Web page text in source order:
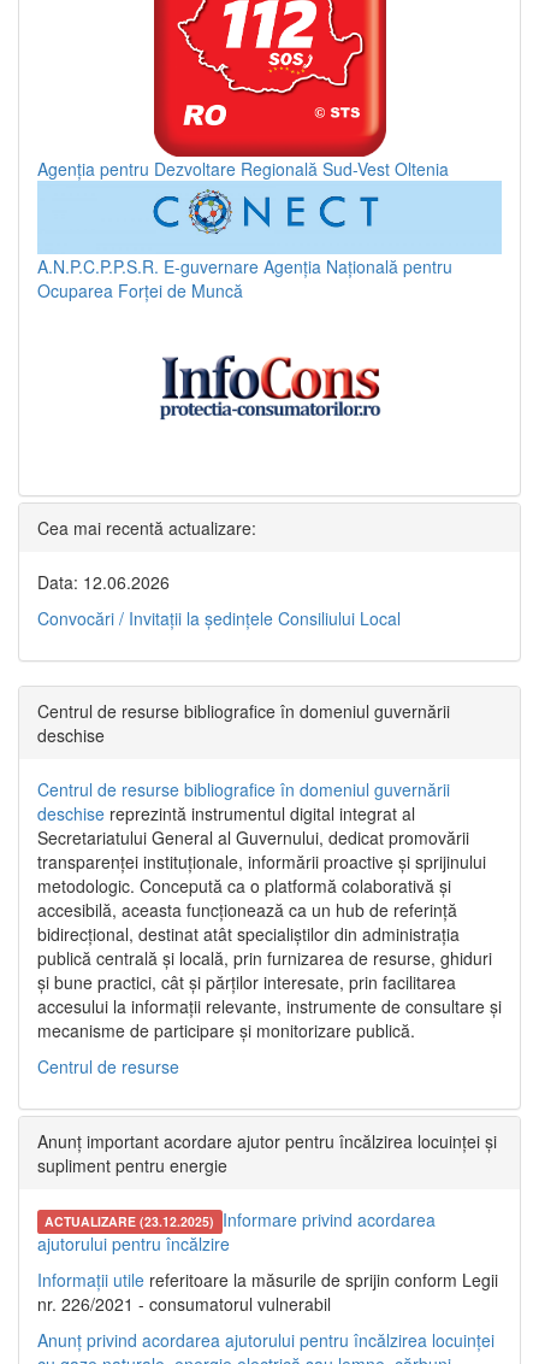
Agenția pentru Dezvoltare Regională Sud-Vest Oltenia
A.N.P.C.P.P.S.R. E-guvernare Agenția Națională pentru
Ocuparea Forței de Muncă
Cea mai recentă actualizare:
Data: 12.06.2026
Convocări / Invitaţii la şedinţele Consiliului Local
Centrul de resurse bibliografice în domeniul guvernării
deschise
Centrul de resurse bibliografice în domeniul guvernării
deschise reprezintă instrumentul digital integrat al
Secretariatului General al Guvernului, dedicat promovării
transparenței instituționale, informării proactive și sprijinului
metodologic. Concepută ca o platformă colaborativă și
accesibilă, aceasta funcționează ca un hub de referință
bidirecțional, destinat atât specialiștilor din administrația
publică centrală și locală, prin furnizarea de resurse, ghiduri
și bune practici, cât și părților interesate, prin facilitarea
accesului la informații relevante, instrumente de consultare și
mecanisme de participare și monitorizare publică.
Centrul de resurse
Anunț important acordare ajutor pentru încălzirea locuinței și
supliment pentru energie
ACTUALIZARE (23.12.2025) Informare privind acordarea
ajutorului pentru încălzire
Informații utile referitoare la măsurile de sprijin conform Legii
nr. 226/2021 - consumatorul vulnerabil
Anunț privind acordarea ajutorului pentru încălzirea locuinței